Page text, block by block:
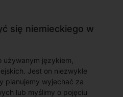
się niemieckiego w
językiem,
Jest on niezwykle
planujemy wyjechać za
lub myślimy o pojęciu